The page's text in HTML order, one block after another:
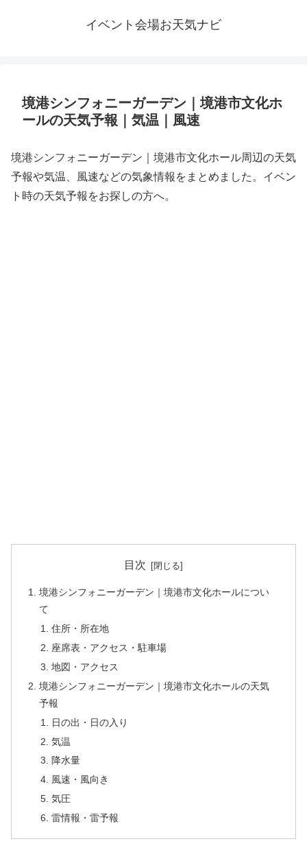
イベント会場お天気ナビ
境港シンフォニーガーデン｜境港市文化ホ
ールの天気予報｜気温｜風速
境港シンフォニーガーデン｜境港市文化ホール周辺の天気
予報や気温、風速などの気象情報をまとめました。イベン
ト時の天気予報をお探しの方へ。
目次
境港シンフォニーガーデン｜境港市文化ホールについ
て
住所・所在地
座席表・アクセス・駐車場
地図・アクセス
境港シンフォニーガーデン｜境港市文化ホールの天気
予報
日の出・日の入り
気温
降水量
風速・風向き
気圧
雷情報・雷予報